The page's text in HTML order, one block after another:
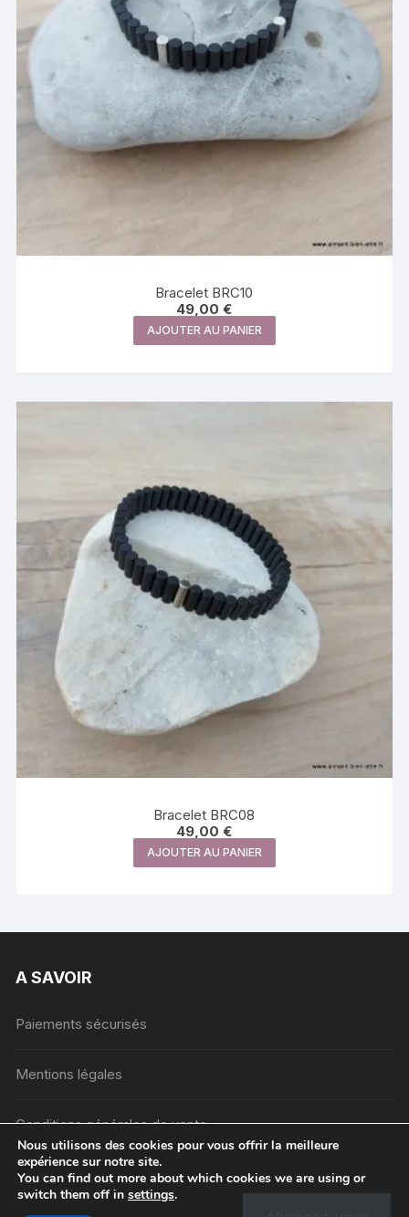
Bracelet BRC10
49,00€
AJOUTER AU PANIER
Bracelet BRC08
49,00€
AJOUTER AU PANIER
A SAVOIR
Paiements sécurisés
Mentions légales
Conditions générales de vente
Nous utilisons des cookies pour vous offrir la meilleure
expérience sur notre site.
You can find out more about which cookies we are using or
switch them off in settings.